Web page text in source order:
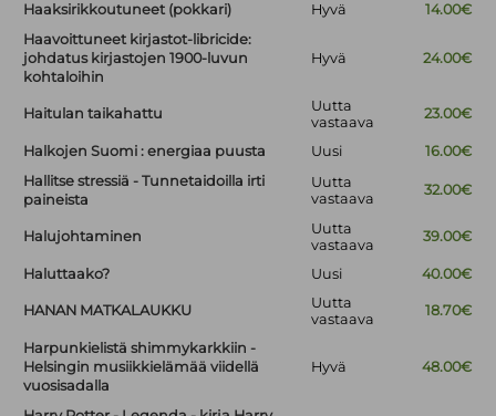
Haaksirikkoutuneet (pokkari)
Hyvä
14.00€
Haavoittuneet kirjastot-libricide:
johdatus kirjastojen 1900-luvun
kohtaloihin
Hyvä 24.00€
Haitulan taikahattu
Uutta
vastaava
23.00€
Halkojen Suomi : energiaa puusta Uusi
16.00€
Hallitse stressiä - Tunnetaidoilla irti
paineista
Uutta
vastaava
32.00€
Halujohtaminen
Uutta
vastaava
39.00€
Haluttaako? Uusi 40.00€
HANAN MATKALAUKKU
Uutta
vastaava
18.70€
Harpunkielistä shimmykarkkiin -
Helsingin musiikkielämää viidellä
vuosisadalla
Hyvä 48.00€